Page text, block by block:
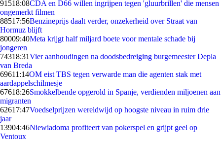
91518:08CDA en D66 willen ingrijpen tegen 'gluurbrillen' die mensen
ongemerkt filmen
88517:56Benzineprijs daalt verder, onzekerheid over Straat van
Hormuz blijft
80009:40Meta krijgt half miljard boete voor mentale schade bij
jongeren
74318:31Vier aanhoudingen na doodsbedreiging burgemeester Depla
van Breda
69611:14OM eist TBS tegen verwarde man die agenten stak met
aardappelschilmesje
67618:26Smokkelbende opgerold in Spanje, verdienden miljoenen aan
migranten
62617:47Voedselprijzen wereldwijd op hoogste niveau in ruim drie
jaar
13904:46Niewiadoma profiteert van pokerspel en grijpt geel op
Ventoux